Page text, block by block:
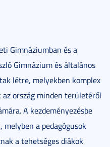
Gimnáziumban és a
Gimnázium és általános
létre, melyekben komplex
ország minden területéről
A kezdeményezésbe
melyben a pedagógusok
a tehetséges diákok